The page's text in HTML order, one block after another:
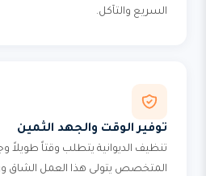
السريع والتآكل.
توفير الوقت والجهد الثمين
تنظيف الديوانية يتطلب وقتاً طويلاً
المتخصص يتولى هذا العمل الشاق